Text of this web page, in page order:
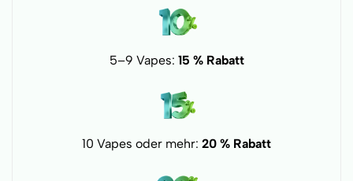
5–9 Vapes: 15 % Rabatt
10 Vapes oder mehr: 20 % Rabatt